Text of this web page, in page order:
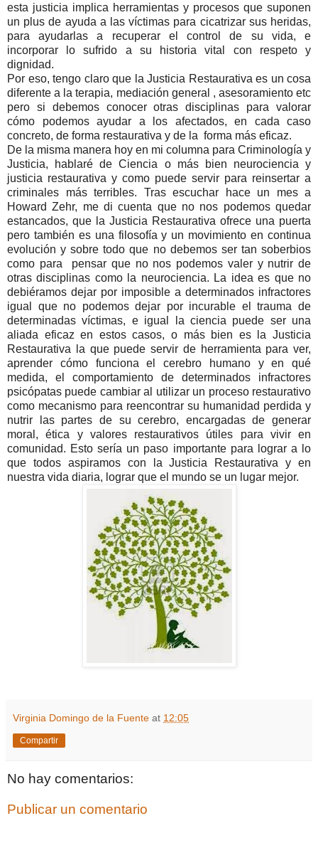
esta justicia implica herramientas y procesos que suponen
un plus de ayuda a las víctimas para cicatrizar sus heridas,
para ayudarlas a recuperar el control de su vida, e
incorporar lo sufrido a su historia vital con respeto y
dignidad.
Por eso, tengo claro que la Justicia Restaurativa es un cosa
diferente a la terapia, mediación general , asesoramiento etc
pero si debemos conocer otras disciplinas para valorar
cómo podemos ayudar a los afectados, en cada caso
concreto, de forma restaurativa y de la forma más eficaz.
De la misma manera hoy en mi columna para Criminología y
Justicia, hablaré de Ciencia o más bien neurociencia y
justicia restaurativa y como puede servir para reinsertar a
criminales más terribles. Tras escuchar hace un mes a
Howard Zehr, me di cuenta que no nos podemos quedar
estancados, que la Justicia Restaurativa ofrece una puerta
pero también es una filosofía y un movimiento en continua
evolución y sobre todo que no debemos ser tan soberbios
como para pensar que no nos podemos valer y nutrir de
otras disciplinas como la neurociencia. La idea es que no
debiéramos dejar por imposible a determinados infractores
igual que no podemos dejar por incurable el trauma de
determinadas víctimas, e igual la ciencia puede ser una
aliada eficaz en estos casos, o más bien es la Justicia
Restaurativa la que puede servir de herramienta para ver,
aprender cómo funciona el cerebro humano y en qué
medida, el comportamiento de determinados infractores
psicópatas puede cambiar al utilizar un proceso restaurativo
como mecanismo para reencontrar su humanidad perdida y
nutrir las partes de su cerebro, encargadas de generar
moral, ética y valores restaurativos útiles para vivir en
comunidad. Esto sería un paso importante para lograr a lo
que todos aspiramos con la Justicia Restaurativa y en
nuestra vida diaria, lograr que el mundo se un lugar mejor.
Virginia Domingo de la Fuente at 12:05
Compartir
No hay comentarios:
Publicar un comentario